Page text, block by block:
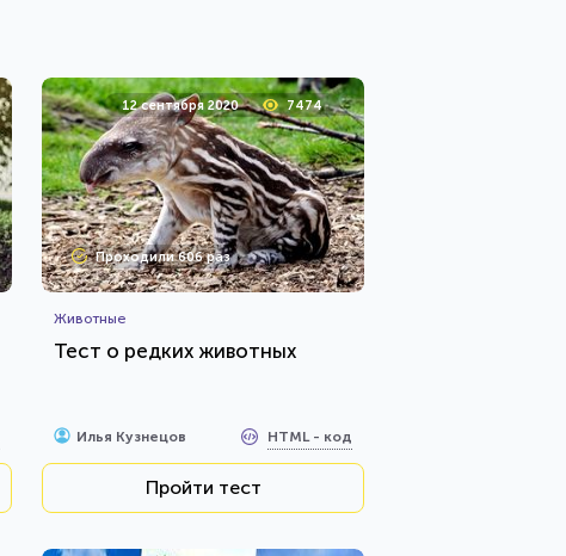
12 сентября 2020 7474
Проходили 606 раз
Животные
Тест о редких животных
Илья Кузнецов HTML - код
Пройти тест